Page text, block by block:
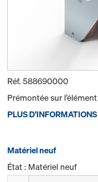
Réf. 588690000
Prémontée sur
PLUS D'INFORMATIONS
Matériel neuf
État : Matériel neuf